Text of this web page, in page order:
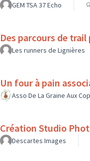
GEM TSA 37 Echo
Des parcours de
Les runners de Lignières
Un four à pain
Asso De La Graine Aux
Création Studio
Descartes Images